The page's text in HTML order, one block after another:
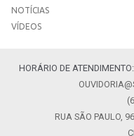
NOTÍCIAS
VÍDEOS
HORÁRIO DE
RUA SÃO PAULO,